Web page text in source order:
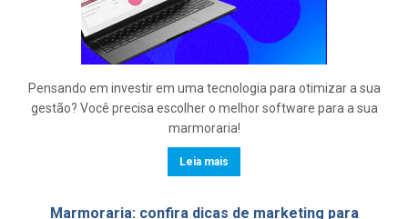
Pensando em investir em uma tecnologia para otimizar a sua
gestão? Você precisa escolher o melhor software para a sua
marmoraria!
Leia mais
Marmoraria: confira dicas de marketing para